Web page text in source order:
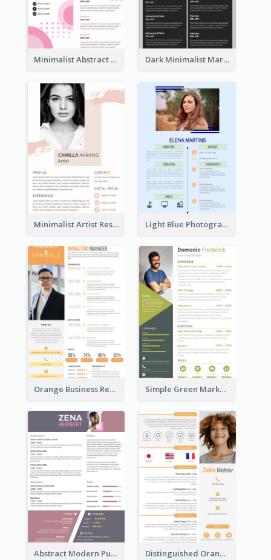
Minimalist Abstract Pink Resume Dark Minimalist Marketing Manager Resume
Minimalist Artist Resume Light Blue Photographer Resume
Orange Business Resume Simple Green Marketer Resume
Abstract Modern Purple Resume Distinguished Orange College Student Resume